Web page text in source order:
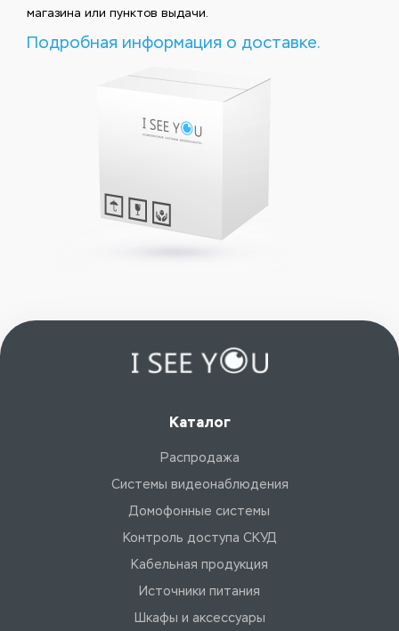
магазина или пунктов выдачи.
Подробная информация о доставке.
Каталог
Распродажа
Системы видеонаблюдения
Домофонные системы
Контроль доступа СКУД
Кабельная продукция
Источники питания
Шкафы и аксессуары